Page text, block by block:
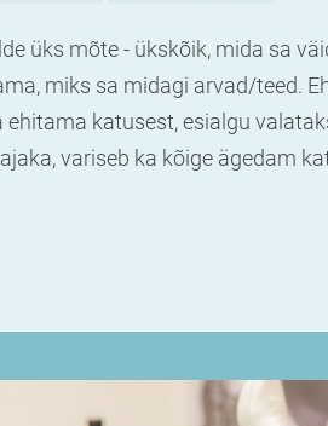
üks mõte - ükskõik, mida sa
miks sa midagi arvad/teed.
katusest, esialgu
variseb ka kõige ägedam